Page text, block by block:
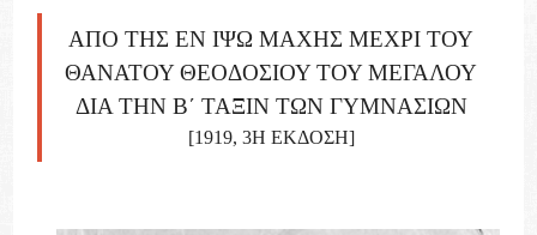
ΑΠΌ ΤΗΣ ΕΝ ΙΨΏ ΜΆΧΗΣ ΜΈΧΡΙ ΤΟΥ
ΘΑΝΆΤΟΥ ΘΕΟΔΌΣΙΟΥ ΤΟΥ ΜΕΓΆΛΟΥ
ΔΙΑ ΤΗΝ Β΄ ΤΆΞΙΝ ΤΩΝ ΓΥΜΝΑΣΊΩΝ
[1919, 3Η ΈΚΔΟΣΗ]